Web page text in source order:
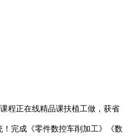
程正在线精品课扶植工做，获省
完成《零件数控车削加工》《数